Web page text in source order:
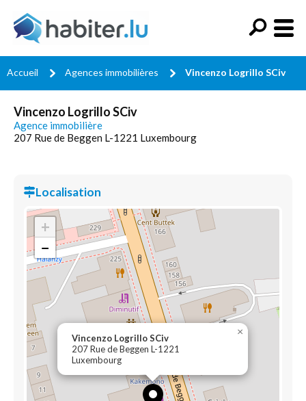
Accueil Agences immobilières Vincenzo Logrillo SCiv
Vincenzo Logrillo SCiv
Agence immobilière
207 Rue de Beggen L-1221 Luxembourg
Localisation
Vincenzo Logrillo SCiv
207 Rue de Beggen L-1221
Luxembourg
×
+
−